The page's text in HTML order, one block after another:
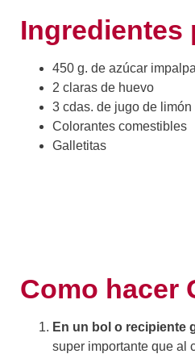
Ingredientes
450 g. de azúcar
2 claras de huevo
3 cdas. de jugo de limón
Colorantes comestibles
Galletitas
Como hacer
En un bol o recipiente
super importante que al